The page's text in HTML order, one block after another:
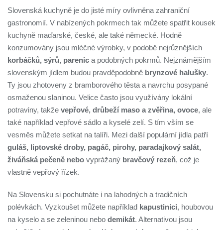
Slovenská kuchyně je do jisté míry ovlivněna zahraniční
gastronomií. V nabízených pokrmech tak můžete spatřit kousek
kuchyně maďarské, české, ale také německé. Hodně
konzumovány jsou mléčné výrobky, v podobě nejrůznějších
korbáčků, sýrů, parenic a podobných pokrmů. Nejznámějším
slovenským jídlem budou pravděpodobně brynzové halušky.
Ty jsou zhotoveny z bramborového těsta a navrchu posypané
osmaženou slaninou. Velice často jsou využívány lokální
potraviny, takže vepřové, drůbeží maso a zvěřina, ovoce, ale
také například vepřové sádlo a kyselé zelí. S tím vším se
vesměs můžete setkat na talíři. Mezi další populární jídla patří
guláš, liptovské droby, pagáč, pirohy, paradajkový salát,
živáňská pečeně nebo vyprážaný bravčový rezeň, což je
vlastně vepřový řízek.
Na Slovensku si pochutnáte i na lahodných a tradičních
polévkách. Vyzkoušet můžete například kapustinici, houbovou
na kyselo a se zeleninou nebo demikát. Alternativou jsou